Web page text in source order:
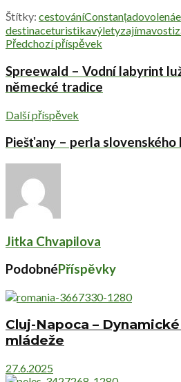
Štítky: cestováníConstanțadovolená
destinaceturistikavýletyzajímavosti
Předchozí příspěvek
Spreewald – Vodní labyrint
německé tradice
Další příspěvek
Piešťany – perla
Jitka Chvapilova
PodobnéPříspěvky
Cluj-Napoca –
mládeže
27.6.2025